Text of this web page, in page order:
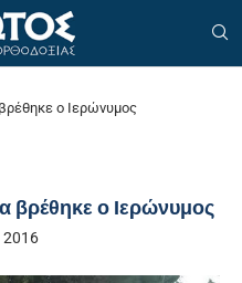
ο Ιερώνυμος
βρέθηκε ο Ιερώνυμος
2016